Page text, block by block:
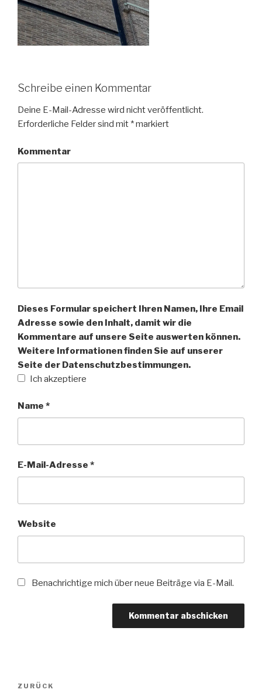
Schreibe einen Kommentar
Deine E-Mail-Adresse wird nicht veröffentlicht.
Erforderliche Felder sind mit *markiert
Kommentar
Dieses Formular speichert Ihren Namen, Ihre Email
Adresse sowie den Inhalt, damit wir die
Kommentare auf unsere Seite auswerten können.
Weitere Informationen finden Sie auf unserer
Seite der Datenschutzbestimmungen.
Ich akzeptiere
Name *
E-Mail-Adresse *
Website
Benachrichtige mich über neue Beiträge via E-Mail.
Beitragsnavigation
Vorheriger
ZURÜCK